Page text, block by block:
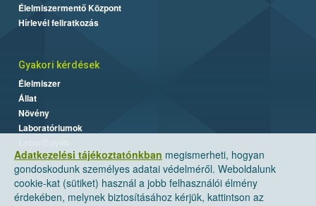
Adatkezelési tájékoztatónkban megismerheti, hogyan
gondoskodunk személyes adatai védelméről. Weboldalunk
cookie-kat (sütiket) használ a jobb felhasználói élmény
érdekében, melynek biztosításához kérjük, kattintson az
Élelmiszermentő Központ
Hírlevél feliratkozás
Gyakori kérdések
Élelmiszer
Állat
Növény
Laboratóriumok